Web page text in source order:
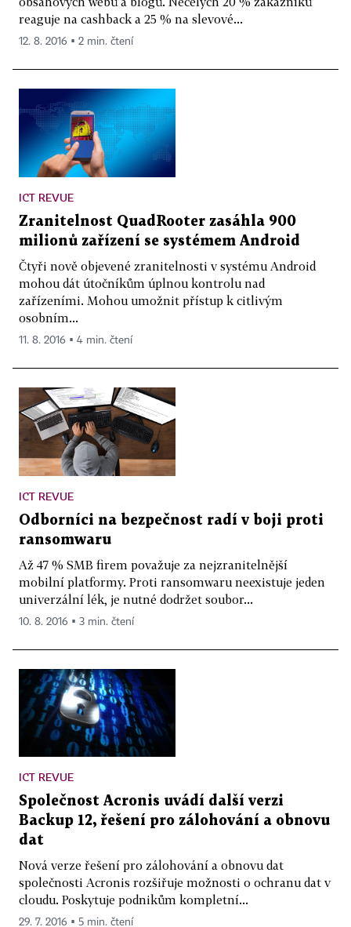
reaguje na cashback a 25 % na slevové...
12. 8. 2016 ▪ 2 min. čtení
ICT REVUE
Zranitelnost QuadRooter zasáhla 900
milionů zařízení se systémem Android
Čtyři nově objevené zranitelnosti v systému Android
mohou dát útočníkům úplnou kontrolu nad
zařízeními. Mohou umožnit přístup k citlivým
osobním...
11. 8. 2016 ▪ 4 min. čtení
ICT REVUE
Odborníci na bezpečnost radí v boji proti
ransomwaru
Až 47 % SMB firem považuje za nejzranitelnější
mobilní platformy. Proti ransomwaru neexistuje jeden
univerzální lék, je nutné dodržet soubor...
10. 8. 2016 ▪ 3 min. čtení
ICT REVUE
Společnost Acronis uvádí další verzi
Backup 12, řešení pro zálohování a obnovu
dat
Nová verze řešení pro zálohování a obnovu dat
společnosti Acronis rozšiřuje možnosti o ochranu dat v
cloudu. Poskytuje podnikům kompletní...
29. 7. 2016 ▪ 5 min. čtení